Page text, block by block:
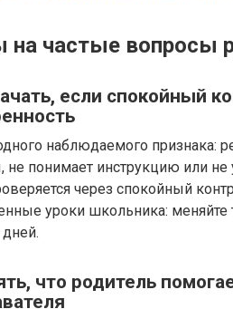
на частые вопросы
если спокойный
наблюдаемого признака:
не понимает инструкцию или не
через спокойный
уроки школьника: меняйте
что родитель